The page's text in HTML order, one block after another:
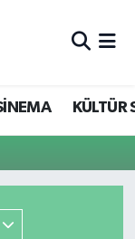
KÜLTÜR